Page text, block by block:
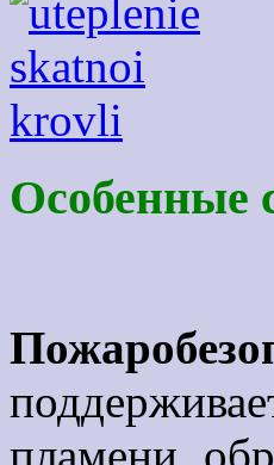
Особенные
пламени